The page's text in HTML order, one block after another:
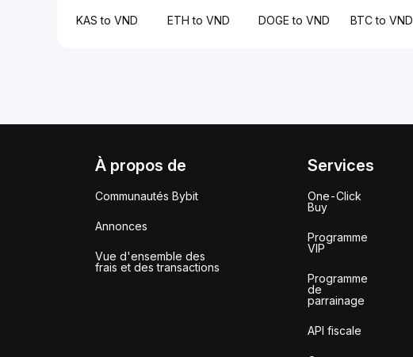
KAS to VND ETH to VND DOGE to VND BTC to VND
À propos de
Communautés Bybit
Annonces
Vue d'ensemble des
frais et des transactions
Services
One-Click
Buy
Programme
VIP
Programme
de
parrainage
API fiscale